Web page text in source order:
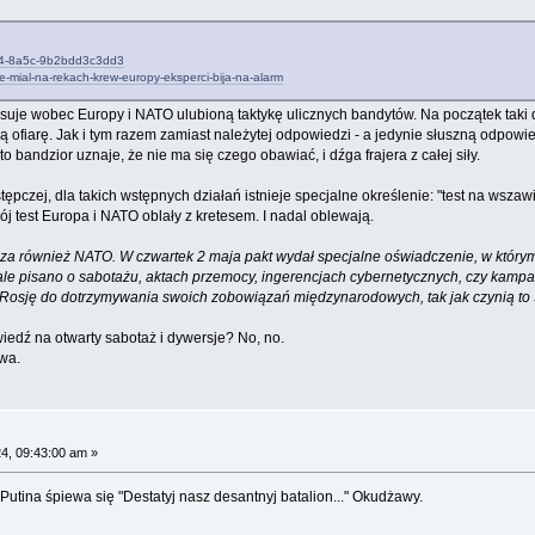
8a5c-9b2bdd3c3dd3
na-rekach-krew-europy-eksperci-bija-na-alarm
wobec Europy i NATO ulubioną taktykę ulicznych bandytów. Na początek
ofiarę. Jak i tym razem zamiast należytej odpowiedzi - a jedynie słuszną
bandzior uznaje, że nie ma się czego obawiać, i dźga frajera z całej siły.
dla takich wstępnych działań istnieje specjalne określenie: "test na
test Europa i NATO oblały z kretesem. I nadal oblewają.
również NATO. W czwartek 2 maja pakt wydał specjalne oświadczenie, w
pisano o sabotażu, aktach przemocy, ingerencjach cybernetycznych, czy
do dotrzymywania swoich zobowiązań międzynarodowych, tak jak czynią to
na otwarty sabotaż i dywersje? No, no.
09:43:00 am »
śpiewa się "Destatyj nasz desantnyj batalion..." Okudżawy.